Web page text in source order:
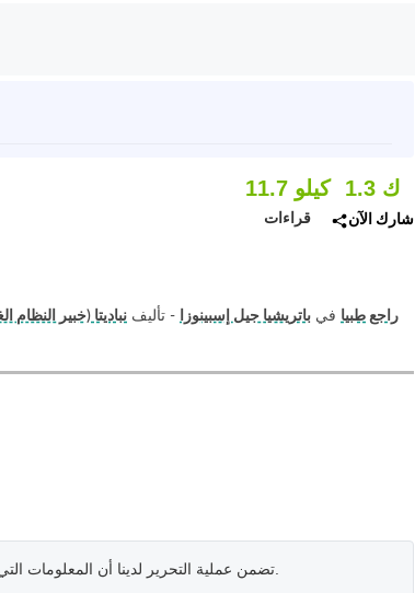
11.7 كيلو
قراءات
1.3 ك
شارك الآن
راجع طبيا في باتريشيا جيل إسبينوزا - تأليف نباديتا (خبير
تضمن عملية التحرير لدينا أن المعلومات